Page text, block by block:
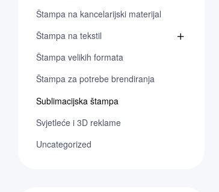
Štampa na kancelarijski materijal
Štampa na tekstil
Štampa velikih formata
Štampa za potrebe brendiranja
Sublimacijska štampa
Svjetleće i 3D reklame
Uncategorized